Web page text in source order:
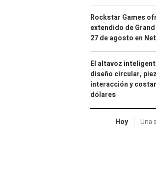
Rockstar Games
extendido de
27 de agosto en
El altavoz
diseño circular,
interacción y
dólares
Hoy Una